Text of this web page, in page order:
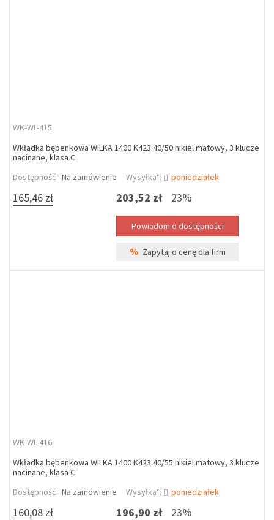
WK-WL-415
Wkładka bębenkowa WILKA 1400 K423 40/50 nikiel matowy, 3 klucze
nacinane, klasa C
Dostępność Na zamówienie Wysyłka*: poniedziałek
165,46 zł 203,52 zł 23%
% Zapytaj o cenę dla firm
WK-WL-416
Wkładka bębenkowa WILKA 1400 K423 40/55 nikiel matowy, 3 klucze
nacinane, klasa C
Dostępność Na zamówienie Wysyłka*: poniedziałek
160,08 zł 196,90 zł 23%